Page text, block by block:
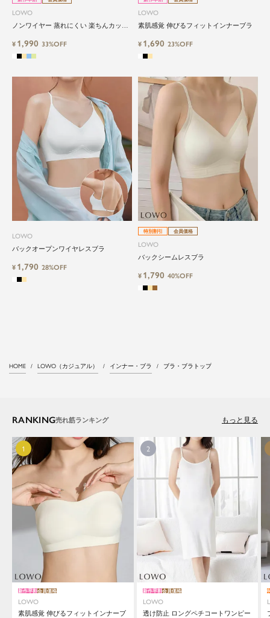
気軽に楽しめる低価格でトレンドを取
り入れたファッションブランド
ー、バッグやシューズ、小物まで、驚くほどリー
毎日のコーデに、ちょっとした変化を。いつもの
自分に、ちょっとした彩りを。
LOWOは、頑張りすぎないおしゃれを応援しま
す。
LOWO
ノンワイヤー 蒸れにくい 楽ちんカップ
¥ 1,990 33%OFF
LOWO
素肌感覚 伸びるフィットインナーブラ
¥ 1,690 23%OFF
LOWO
バックオープンワイヤレスブラ
¥ 1,790 28%OFF
特別割引 会員価格
LOWO
バックシームレスブラ
¥ 1,790 40%OFF
HOME LOWO（カジュアル） インナー・ブラ ブラ・ブラトップ
RANKING もっと見る
LOWO
素肌感覚 伸びるフィットインナーブ
新作早割会員価格
LOWO
透け防止 ロングペチコートワンピー
新作早割会員価格